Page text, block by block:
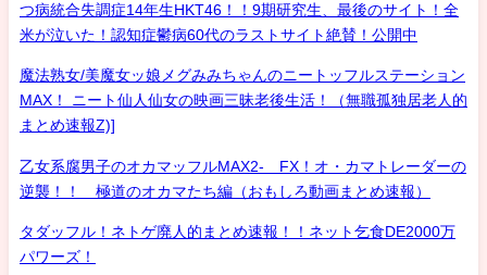
つ病統合失調症14年生HKT46！！9期研究生、最後のサイト！全
米が泣いた！認知症鬱病60代のラストサイト絶賛！公開中
魔法熟女/美魔女ッ娘メグみみちゃんのニートッフルステーション
MAX！ ニート仙人仙女の映画三昧老後生活！（無職孤独居老人的
まとめ速報Z)]
乙女系腐男子のオカマッフルMAX2- FX！オ・カマトレーダーの
逆襲！！ 極道のオカマたち編（おもしろ動画まとめ速報）
タダッフル！ネトゲ廃人的まとめ速報！！ネット乞食DE2000万
パワーズ！